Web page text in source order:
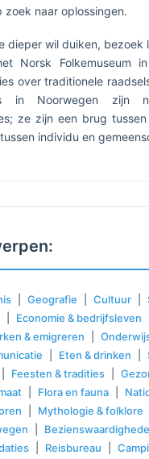
zoek naar oplossingen.
dieper wil duiken, bezoek
Norsk Folkemuseum
over traditionele
in Noorwegen zijn
ze zijn een brug
individu en
Geografie Cultuur
Economie & bedrijfsleven
& emigreren
Eten & drinken
Feesten & tradities
Flora en fauna
Mythologie & folklore
Reisbureau